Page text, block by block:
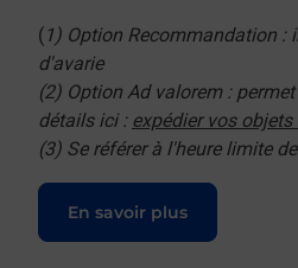
( 1) Option Recommandation
d'avarie
(2) Option Ad valorem :
détails ici : expédier vos
(3) Se référer à l'heure limite
En savoir plus
Le lien s'ouvre dans un